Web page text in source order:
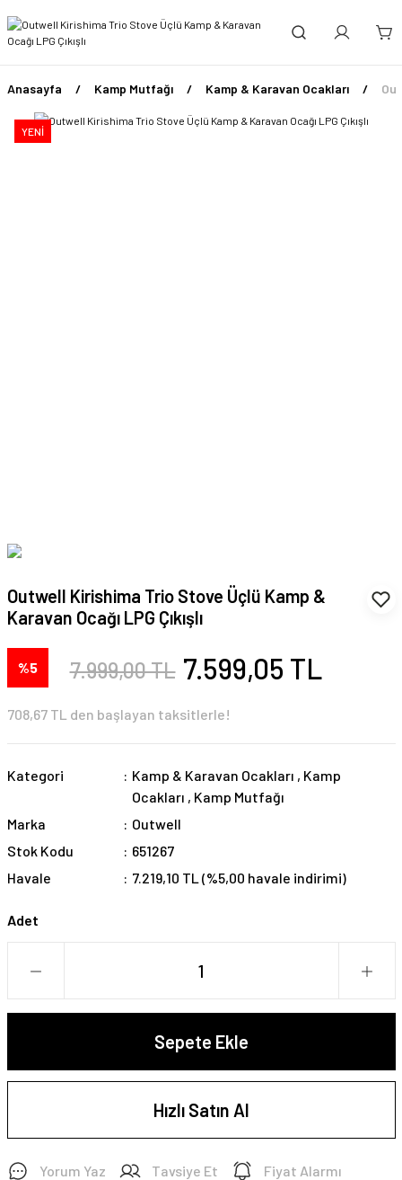
Anasayfa Kamp Mutfağı Kamp & Karavan Ocakları
YENİ
Outwell Kirishima Trio Stove Üçlü Kamp &
Karavan Ocağı LPG Çıkışlı
%5 7.999,00 TL 7.599,05 TL
708,67 TL den başlayan taksitlerle!
Kategori Kamp & Karavan Ocakları , Kamp
Ocakları , Kamp Mutfağı
Marka
Outwell
Stok Kodu
651267
Havale
7.219,10 TL (%5,00 havale indirimi)
Adet
Sepete Ekle
Hızlı Satın Al
Yorum Yaz Tavsiye Et Fiyat Alarmı